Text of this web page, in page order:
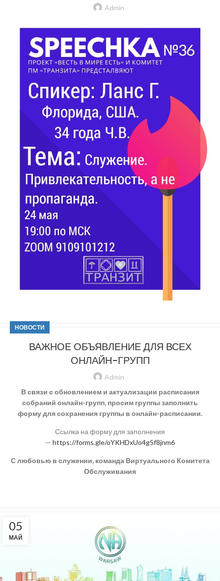
Admin
НОВОСТИ
ВАЖНОЕ ОБЪЯВЛЕНИЕ ДЛЯ ВСЕХ
ОНЛАЙН-ГРУПП
Admin
В связи с обновлением и актуализации расписания
собраний онлайн-групп, просим группы заполнить
форму для сохранения группы в онлайн-расписании.
Ссылка на форму для заполнения
— https://forms.gle/oYKHDxUo4g5f8jnm6
С любовью в служении, команда Виртуального Комитета
Обслуживания
05
МАЙ